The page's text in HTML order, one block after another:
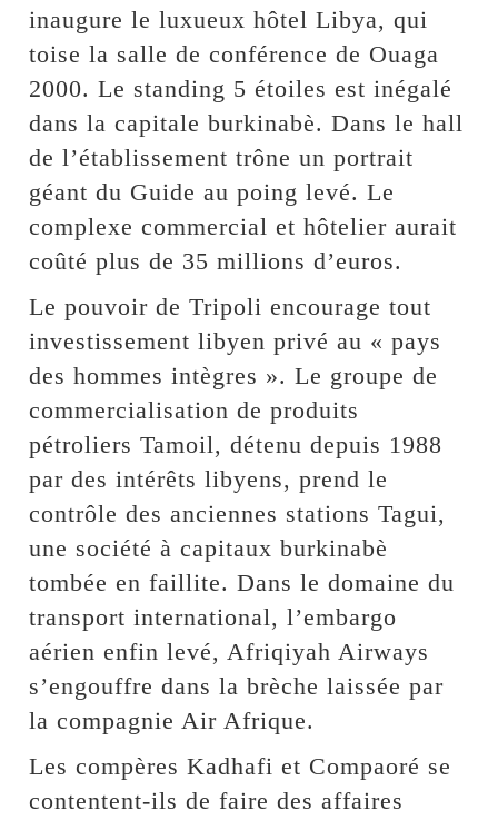
inaugure le luxueux hôtel Libya, qui
toise la salle de conférence de Ouaga
2000. Le standing 5 étoiles est inégalé
dans la capitale burkinabè. Dans le hall
de l’établissement trône un portrait
géant du Guide au poing levé. Le
complexe commercial et hôtelier aurait
coûté plus de 35 millions d’euros.
Le pouvoir de Tripoli encourage tout
investissement libyen privé au « pays
des hommes intègres ». Le groupe de
commercialisation de produits
pétroliers Tamoil, détenu depuis 1988
par des intérêts libyens, prend le
contrôle des anciennes stations Tagui,
une société à capitaux burkinabè
tombée en faillite. Dans le domaine du
transport international, l’embargo
aérien enfin levé, Afriqiyah Airways
s’engouffre dans la brèche laissée par
la compagnie Air Afrique.
Les compères Kadhafi et Compaoré se
contentent-ils de faire des affaires